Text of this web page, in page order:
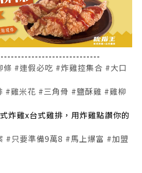
條 #連假必吃 #炸雞控集合 #大口
#雞米花 #三角骨 #鹽酥雞 #雞柳
炸雞x台式雞排，用炸雞點讚你的
#只要準備9萬8 #馬上爆富 #加盟